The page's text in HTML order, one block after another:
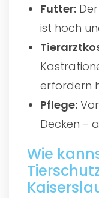
Futter:
ist hoch
erfordern
Pflege:
Decken -
Wie